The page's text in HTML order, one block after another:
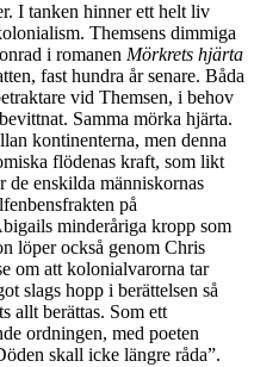
I tanken hinner ett helt liv
Themsens dimmiga
i romanen Mörkrets hjärta
fast hundra år senare. Båda
vid Themsen, i behov
Samma mörka hjärta.
kontinenterna, men denna
flödenas kraft, som likt
de enskilda människornas
på
minderåriga kropp som
löper också genom Chris
om att kolonialvarorna tar
slags hopp i berättelsen så
allt berättas. Som ett
ordningen, med poeten
skall icke längre råda”.